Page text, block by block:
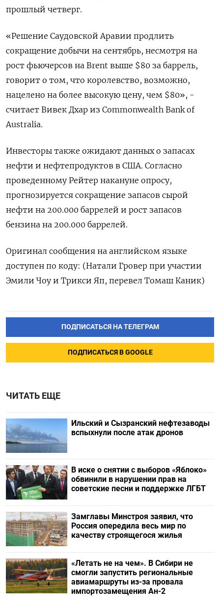
прошлый четверг.
«Решение Саудовской Аравии продлить
сокращение добычи на сентябрь, несмотря на
рост фьючерсов на Brent выше $80 за баррель,
говорит о том, что королевство, возможно,
нацелено на более высокую цену, чем $80», -
считает Вивек Дхар из Commonwealth Bank of
Australia.
Инвесторы также ожидают данных о запасах
нефти и нефтепродуктов в США. Согласно
проведенному Рейтер накануне опросу,
прогнозируется сокращение запасов сырой
нефти на 200.000 баррелей и рост запасов
бензина на 200.000 баррелей.
Оригинал сообщения на английском языке
доступен по коду: (Натали Гровер при участии
Эмили Чоу и Трикси Яп, перевел Томаш Каник)
ПОДПИСАТЬСЯ НА ТЕЛЕГРАМ
ПОДПИСАТЬСЯ В GOOGLE
ЧИТАТЬ ЕЩЕ
Ильский и Сызранский нефтезаводы
вспыхнули после атак дронов
В иске о снятии с выборов «Яблоко»
обвинили в нарушении прав на
советские песни и поддержке ЛГБТ
Замглавы Минстроя заявил, что
Россия опередила весь мир по
качеству строящегося жилья
«Летать не на чем». В Сибири не
смогли запустить региональные
авиамаршруты из-за провала
импортозамещения Ан-2